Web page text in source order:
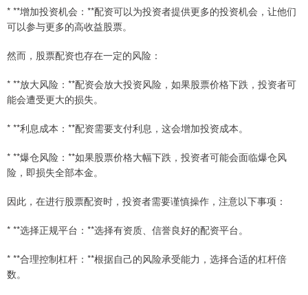
* **增加投资机会：**配资可以为投资者提供更多的投资机会，让他们
可以参与更多的高收益股票。
然而，股票配资也存在一定的风险：
* **放大风险：**配资会放大投资风险，如果股票价格下跌，投资者可
能会遭受更大的损失。
* **利息成本：**配资需要支付利息，这会增加投资成本。
* **爆仓风险：**如果股票价格大幅下跌，投资者可能会面临爆仓风
险，即损失全部本金。
因此，在进行股票配资时，投资者需要谨慎操作，注意以下事项：
* **选择正规平台：**选择有资质、信誉良好的配资平台。
* **合理控制杠杆：**根据自己的风险承受能力，选择合适的杠杆倍
数。